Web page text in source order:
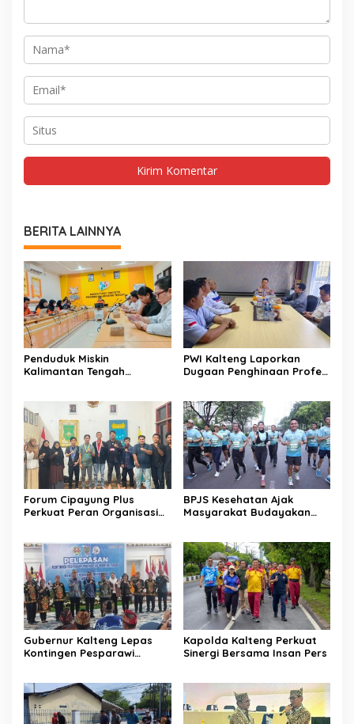
BERITA LAINNYA
Penduduk Miskin
Kalimantan Tengah
PWI Kalteng Laporkan
Dugaan Penghinaan Profesi
Forum Cipayung Plus
Perkuat Peran Organisasi
Mitra Kritis Pemerintah
BPJS Kesehatan Ajak
Masyarakat Budayakan
Gubernur Kalteng Lepas
Kontingen Pesparawi
Kapolda Kalteng Perkuat
Sinergi Bersama Insan Pers